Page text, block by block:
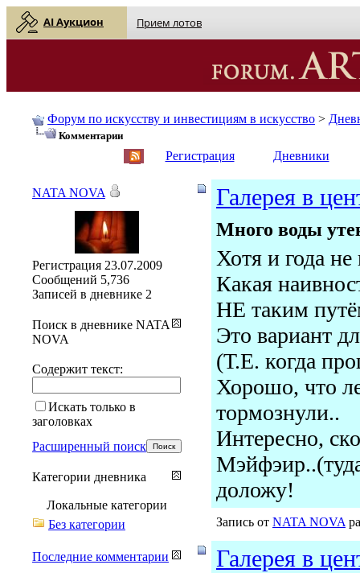
AI Аукцион Прием лотов
Форум по искусству и инвестициям в искусство >
Комментарии
Регистрация Дневники
Галерея в
Много воды
Хотя и года
Какая
НЕ таким
Это вариант
(Т.Е. когда
Хорошо, что
тормознули..
Интересно,
доложу!
Запись от NATA NOVA
Галерея в
NATA NOVA
Регистрация 23.07.2009
Сообщений 5,736
Записей в дневнике 2
Поиск в дневнике NATA
NOVA
Содержит текст:
Искать только в
заголовках
Расширенный поиск
Категории дневника
Локальные категории
Без категории
Последние комментарии